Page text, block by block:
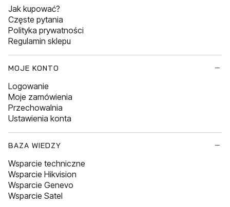
Jak kupować?
Częste pytania
Polityka prywatności
Regulamin sklepu
MOJE KONTO
Logowanie
Moje zamówienia
Przechowalnia
Ustawienia konta
BAZA WIEDZY
Wsparcie techniczne
Wsparcie Hikvision
Wsparcie Genevo
Wsparcie Satel